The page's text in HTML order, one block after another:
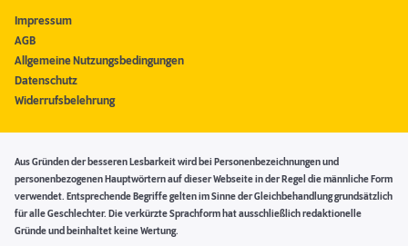
Impressum
AGB
Allgemeine Nutzungsbedingungen
Datenschutz
Widerrufsbelehrung
Aus Gründen der besseren Lesbarkeit wird bei Personenbezeichnungen und
personenbezogenen Hauptwörtern auf dieser Webseite in der Regel die männliche Form
verwendet. Entsprechende Begriffe gelten im Sinne der Gleichbehandlung grundsätzlich
für alle Geschlechter. Die verkürzte Sprachform hat ausschließlich redaktionelle
Gründe und beinhaltet keine Wertung.